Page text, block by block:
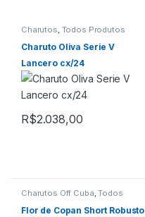
Charutos, Todos Produtos
Charuto Oliva Serie V
Lancero cx/24
R$2.038,00
Charutos Off Cuba ,Todos
Flor de Copan Short Robusto